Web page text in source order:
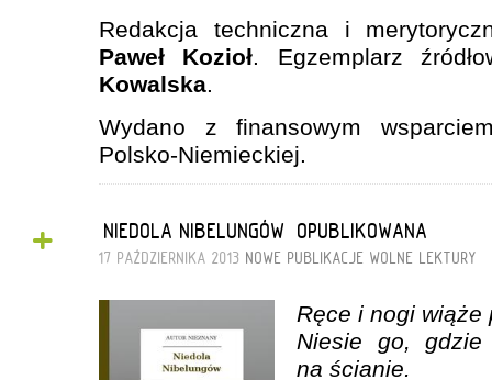
Redakcja techniczna i
Paweł Kozioł. Egzemplarz
Kowalska.
Wydano z finansowym
Polsko-Niemieckiej.
+ „NIEDOLA NIBELUNGÓW” OPUBLIKOWANA
17 PAŹDZIERNIKA 2013 NOWE PUBLIKACJE WOLNE LEKTURY
Ręce i nogi
Niesie go,
na ścianie.